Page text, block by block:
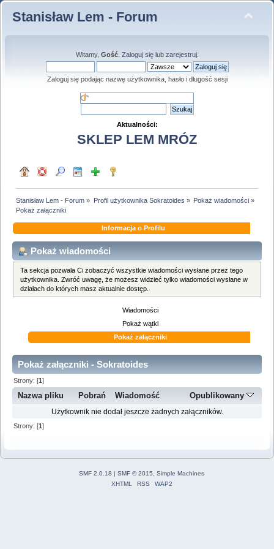
Stanisław Lem - Forum
Witamy, Gość. Zaloguj sięlub zarejestruj.
Zaloguj się podając nazwę użytkownika, hasło i długość sesji
Aktualności:
SKLEP LEM MRÓZ
Stanisław Lem - Forum » Profil użytkownika Sokratoides » Pokaż wiadomości»
Pokaż załączniki
Informacja o Profilu
Pokaż wiadomości
Ta sekcja pozwala Ci zobaczyć wszystkie wiadomości wysłane przez tego
użytkownika. Zwróć uwagę, że możesz widzieć tylko wiadomości wysłane w
działach do których masz aktualnie dostęp.
Wiadomości
Pokaż wątki
Pokaż załączniki
Pokaż załączniki - Sokratoides
Strony: [1]
Nazwa pliku Pobrań Wiadomość Opublikowany
Użytkownik nie dodał jeszcze żadnych załączników.
Strony: [1]
SMF 2.0.18 | SMF © 2015
Simple Machines
XHTML
RSS WAP2